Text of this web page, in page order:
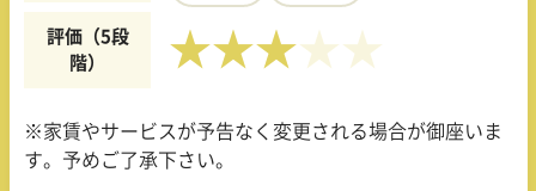
評価（5段
階）
★★★
※家賃やサービスが予告なく変更される場合が御座いま
す。予めご了承下さい。